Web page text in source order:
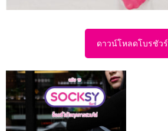
ดาวน์โหลดโบรชัวร์